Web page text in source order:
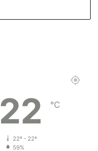
22 ℃
22º - 22º
59%